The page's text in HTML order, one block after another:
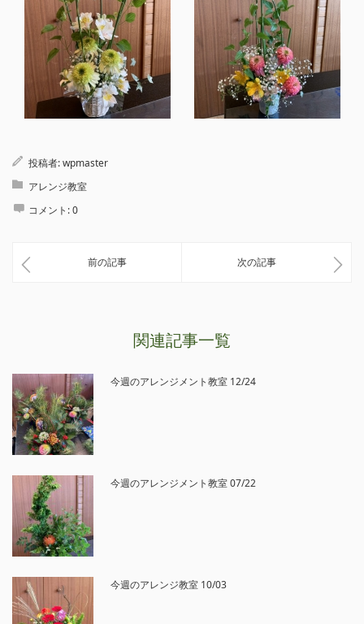
投稿者:wpmaster
アレンジ教室
コメント:0
前の記事 次の記事
関連記事一覧
今週のアレンジメント教室 12/24
今週のアレンジメント教室 07/22
今週のアレンジ教室 10/03